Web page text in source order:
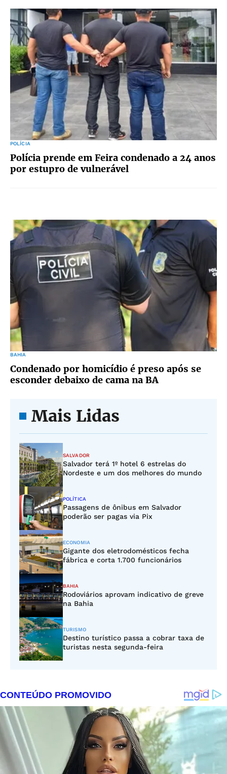
POLÍCIA
Polícia prende em Feira condenado a 24 anos
por estupro de vulnerável
BAHIA
Condenado por homicídio é preso após se
esconder debaixo de cama na BA
Mais Lidas
SALVADOR
Salvador terá 1º hotel 6 estrelas do
Nordeste e um dos melhores do mundo
POLÍTICA
Passagens de ônibus em Salvador
poderão ser pagas via Pix
ECONOMIA
Gigante dos eletrodomésticos fecha
fábrica e corta 1.700 funcionários
BAHIA
Rodoviários aprovam indicativo de greve
na Bahia
TURISMO
Destino turístico passa a cobrar taxa de
turistas nesta segunda-feira